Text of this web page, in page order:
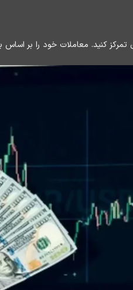
تمرکز کنید. معاملات خود را بر